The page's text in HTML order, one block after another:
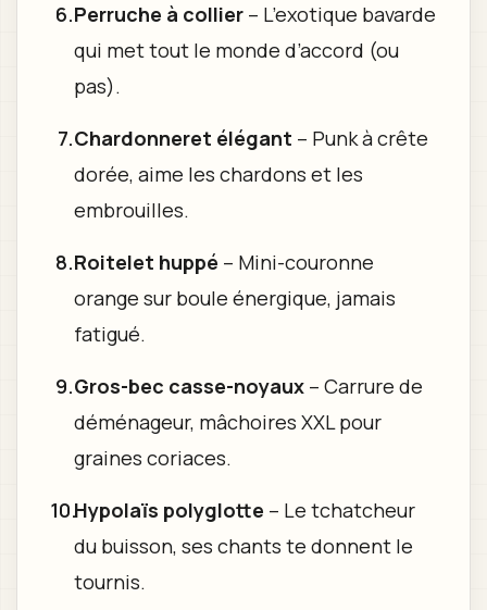
Perruche à collier – L’exotique bavarde
qui met tout le monde d’accord (ou
pas).
Chardonneret élégant – Punk à crête
dorée, aime les chardons et les
embrouilles.
Roitelet huppé – Mini-couronne
orange sur boule énergique, jamais
fatigué.
Gros-bec casse-noyaux – Carrure de
déménageur, mâchoires XXL pour
graines coriaces.
Hypolaïs polyglotte – Le tchatcheur
du buisson, ses chants te donnent le
tournis.